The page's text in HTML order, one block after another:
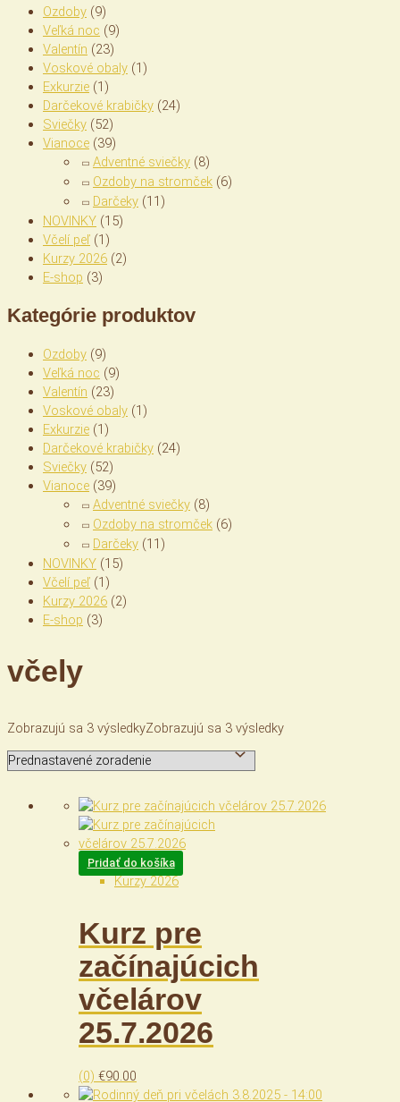
Ozdoby (9)
Veľká noc (9)
Valentín (23)
Voskové obaly (1)
Exkurzie (1)
Darčekové krabičky (24)
Sviečky (52)
Vianoce (39)
Adventné sviečky (8)
Ozdoby na stromček (6)
Darčeky (11)
NOVINKY (15)
Včelí peľ (1)
Kurzy 2026 (2)
E-shop (3)
Kategórie produktov
Ozdoby (9)
Veľká noc (9)
Valentín (23)
Voskové obaly (1)
Exkurzie (1)
Darčekové krabičky (24)
Sviečky (52)
Vianoce (39)
Adventné sviečky (8)
Ozdoby na stromček (6)
Darčeky (11)
NOVINKY (15)
Včelí peľ (1)
Kurzy 2026 (2)
E-shop (3)
včely
Zobrazujú sa 3 výsledkyZobrazujú sa 3 výsledky
Pridať do košíka
Kurzy 2026
Kurz pre
začínajúcich
včelárov
25.7.2026
(0) €90.00